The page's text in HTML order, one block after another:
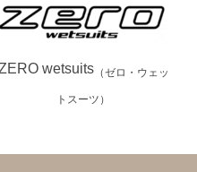
wetsuits（ゼロ・ウェッ
トスーツ）